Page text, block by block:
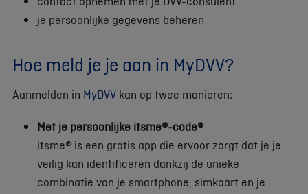
je persoonlijke gegevens beheren
Hoe meld je je aan in MyDVV?
Aanmelden in MyDVV kan op twee manieren:
Met je persoonlijke itsme®-code®
itsme® is een gratis app die ervoor zorgt dat je je
veilig kan identificeren dankzij de unieke
combinatie van je smartphone, simkaart en je